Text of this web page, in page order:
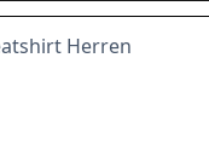
Herren